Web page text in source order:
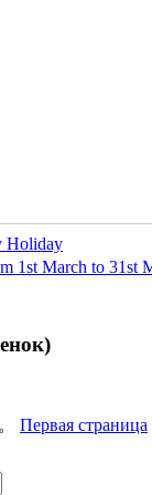
Holiday
Первая страница